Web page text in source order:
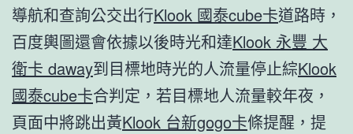
導航和查詢公交出行Klook 國泰cube卡道路時，
百度輿圖還會依據以後時光和達Klook 永豐 大
衛卡 daway到目標地時光的人流量停止綜Klook
國泰cube卡合判定，若目標地人流量較年夜，
頁面中將跳出黃Klook 台新gogo卡條提醒，提